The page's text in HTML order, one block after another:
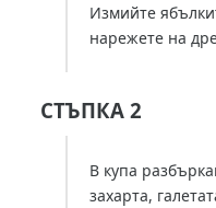
Измийте
нарежете на
СТЪПКА 2
В купа
захарта,